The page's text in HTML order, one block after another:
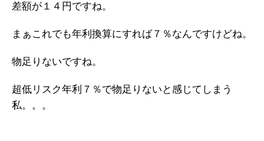
差額が１４円ですね。
まぁこれでも年利換算にすれば７％なんですけどね。
物足りないですね。
超低リスク年利７％で物足りないと感じてしまう
私。。。